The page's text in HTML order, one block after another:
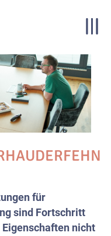
für
sind Fortschritt
nicht